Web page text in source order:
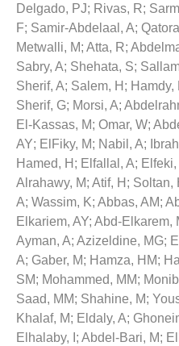
Delgado, PJ; Rivas, R;
F; Samir-Abdelaal, A;
Metwalli, M; Atta, R;
Sabry, A; Shehata, S;
Sherif, A; Salem, H ; Hamdy,
Sherif, G; Morsi, A;
El-Kassas, M; Omar, W;
AY; ElFiky, M; Nabil, A;
Hamed, H ; Elfallal, A; Elfeki,
Alrahawy, M; Atif, H ; Soltan,
A; Wassim, K; Abbas, AM;
Elkariem, AY; Abd-Elkarem,
Ayman, A; Azizeldine, MG;
A; Gaber, M; Hamza, HM;
SM; Mohammed, MM;
Saad, MM; Shahine, M;
Khalaf, M; Eldaly, A;
Elhalaby, I ; Abdel-Bari, M;